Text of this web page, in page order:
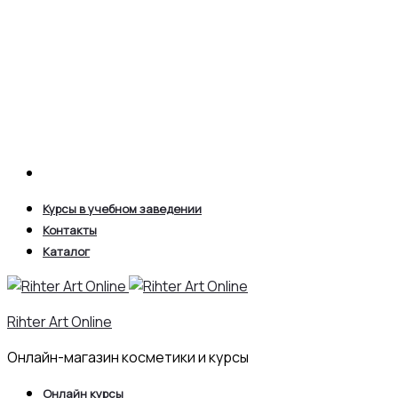
Курсы в учебном заведении
Контакты
Каталог
Rihter Art Online
Онлайн-магазин косметики и курсы
Онлайн курсы